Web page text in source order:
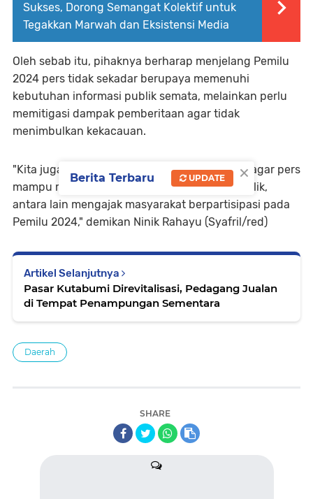
Sukses, Dorong Semangat Kolektif untuk
Tegakkan Marwah dan Eksistensi Media
Oleh sebab itu, pihaknya berharap menjelang Pemilu
2024 pers tidak sekadar berupaya memenuhi
kebutuhan informasi publik semata, melainkan perlu
memitigasi dampak pemberitaan agar tidak
menimbulkan kekacauan.
"Kita juga sama-sama menyamakan persepsi agar pers
mampu memberdayakan daya intelektual publik,
antara lain mengajak masyarakat berpartisipasi pada
Pemilu 2024," demikan Ninik Rahayu (Syafril/red)
Artikel Selanjutnya
Pasar Kutabumi Direvitalisasi, Pedagang Jualan
di Tempat Penampungan Sementara
Daerah
SHARE
×
Berita Terbaru UPDATE